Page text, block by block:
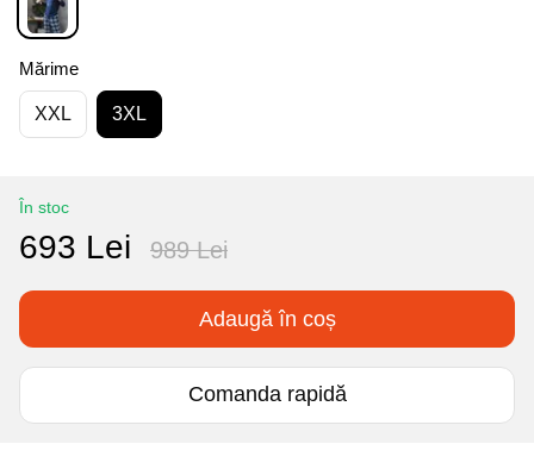
Mărime
XXL 3XL
În stoc
693 Lei 989 Lei
Adaugă în coș
Comanda rapidă